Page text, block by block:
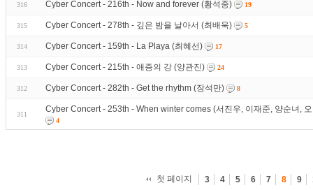
316 Cyber Concert - 216th - Now and forever (황석중) 19
315 Cyber Concert - 278th - 깊은 밤을 날아서 (최배욱) 5
314 Cyber Concert - 159th - La Playa (최혜선) 17
313 Cyber Concert - 215th - 애증의 강 (양관진) 24
312 Cyber Concert - 282th - Get the rhythm (장석만) 8
311
Cyber Concert - 253th - When winter comes (서진우, 이재준, 양순녀,
4
첫 페이지 3 4 5 6 7 8 9